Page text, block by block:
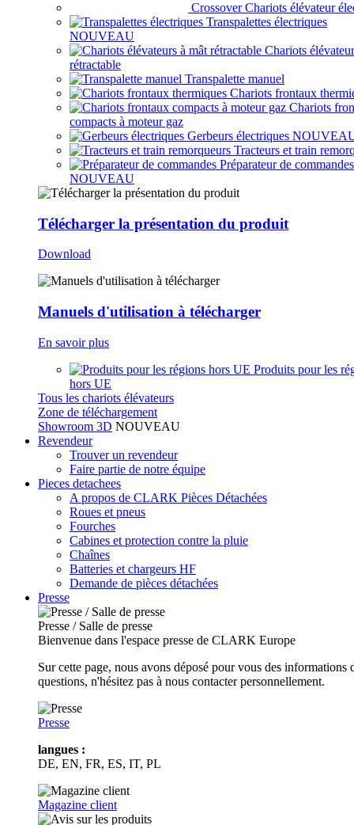
Crossover Chariots élévateur
Transpalettes électriques
NOUVEAU
Chariots
rétractable
Transpalette manuel
Chariots frontaux
Chariots
compacts à moteur gaz
Gerbeurs électriques
Tracteurs et train
Préparateur de commandes
NOUVEAU
Télécharger la présentation du produit
Download
Manuels d'utilisation à télécharger
En savoir plus
Produits pour les
hors UE
Tous les chariots élévateurs
Zone de téléchargement
Showroom 3D NOUVEAU
Revendeur
Trouver un revendeur
Faire partie de notre équipe
Pieces detachees
A propos de CLARK Pièces Détachées
Roues et pneus
Fourches
Cabines et protection contre la pluie
Chaînes
Batteries et chargeurs HF
Demande de pièces détachées
Presse
Presse / Salle de presse
Bienvenue dans l'espace presse de CLARK Europe
Sur cette page, nous avons déposé pour vous des
questions, n'hésitez pas à nous contacter personnellement.
Presse
langues :
DE, EN, FR, ES, IT, PL
Magazine client